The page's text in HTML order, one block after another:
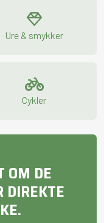
Ure & smykker
Cykler
OM DE
DIREKTE